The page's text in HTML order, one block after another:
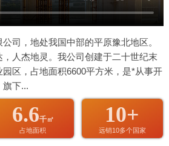
司，地处我国中部的平原豫北地区。
人杰地灵。我公司创建于二十世纪末
区，占地面积6600平方米，是*从事开
旗下...
6.6千㎡
占地面积
10+
远销10多个国家